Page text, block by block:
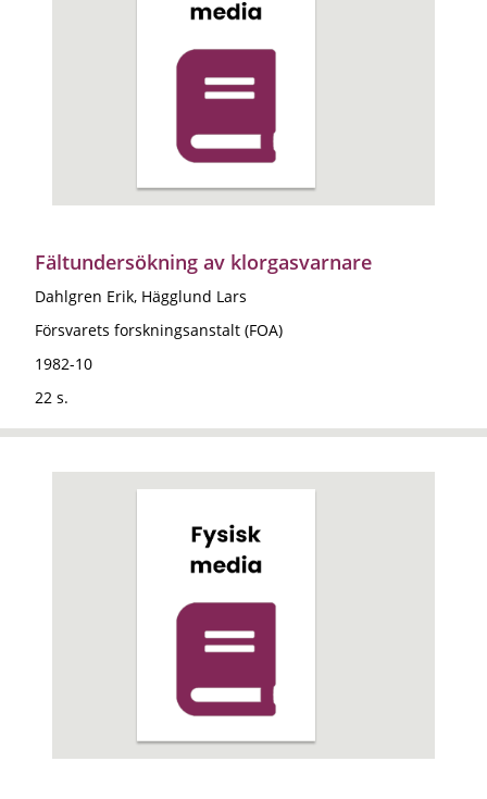
Fältundersökning av klorgasvarnare
Dahlgren Erik, Hägglund Lars
Försvarets forskningsanstalt (FOA)
1982-10
22 s.